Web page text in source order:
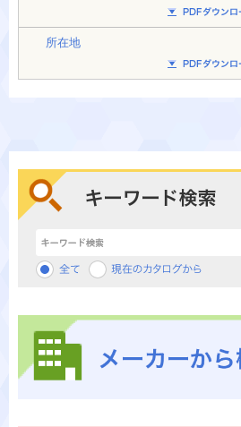
所在地
キーワード検索